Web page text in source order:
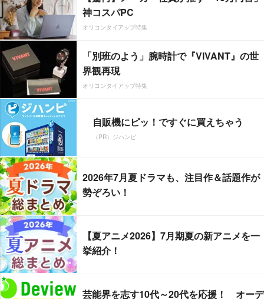
神コスパPC
オリコンタイアップ特集
「別班のよう」腕時計で『VIVANT』の世
界観再現
オリコンタイアップ特集
自販機にピッ！ですぐに買えちゃう
（PR）ジハンピ
2026年7月夏ドラマも、注目作＆話題作が
勢ぞろい！
【夏アニメ2026】7月期夏の新アニメを一
挙紹介！
芸能界を志す10代～20代を応援！ オーデ